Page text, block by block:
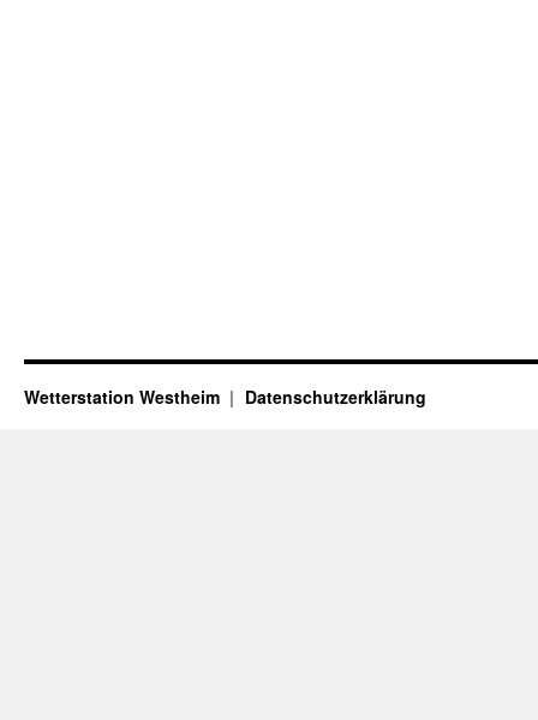
Wetterstation Westheim Datenschutzerklärung